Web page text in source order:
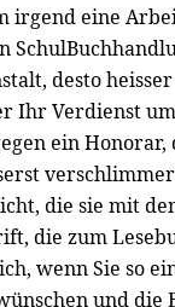
irgend eine
desto
Ihr Verdienst
ein
die sie mit
die zum
wenn Sie so
und